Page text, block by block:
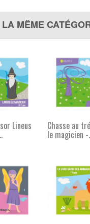
MÊME
Lineus Chasse au
le magicien -